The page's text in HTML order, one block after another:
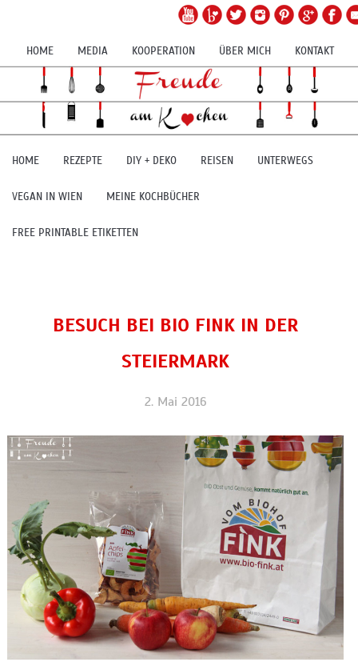
HOME MEDIA KOOPERATION ÜBER MICH KONTAKT
HOME REZEPTE DIY + DEKO REISEN UNTERWEGS
VEGAN IN WIEN MEINE KOCHBÜCHER
FREE PRINTABLE ETIKETTEN
BESUCH BEI BIO FINK IN DER
STEIERMARK
2. Mai 2016